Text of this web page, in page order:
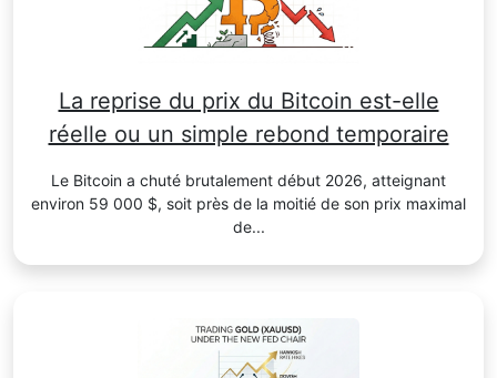
La reprise du prix du Bitcoin est-elle
réelle ou un simple rebond temporaire
Le Bitcoin a chuté brutalement début 2026, atteignant
environ 59 000 $, soit près de la moitié de son prix maximal
de...